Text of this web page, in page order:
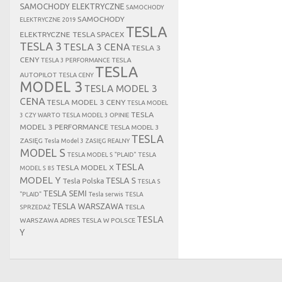
SAMOCHODY ELEKTRYCZNE SAMOCHODY
ELEKTRYCZNE 2019 SAMOCHODY
ELEKTRYCZNE TESLA SPACEX TESLA
TESLA 3 TESLA 3 CENA TESLA 3
CENY TESLA 3 PERFORMANCE TESLA
AUTOPILOT TESLA CENY TESLA
MODEL 3 TESLA MODEL 3
CENA TESLA MODEL 3 CENY TESLA MODEL
3 CZY WARTO TESLA MODEL 3 OPINIE TESLA
MODEL 3 PERFORMANCE TESLA MODEL 3
ZASIĘG Tesla Model 3 ZASIĘG REALNY TESLA
MODEL S TESLA MODEL S "PLAID" TESLA
MODEL S 85 TESLA MODEL X TESLA
MODEL Y Tesla Polska TESLA S TESLA S
"PLAID" TESLA SEMI Tesla serwis TESLA
SPRZEDAŻ TESLA WARSZAWA TESLA
WARSZAWA ADRES TESLA W POLSCE TESLA
Y